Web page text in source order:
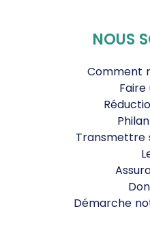
NOUS
Comment
Faire
Transmettre
Démarche